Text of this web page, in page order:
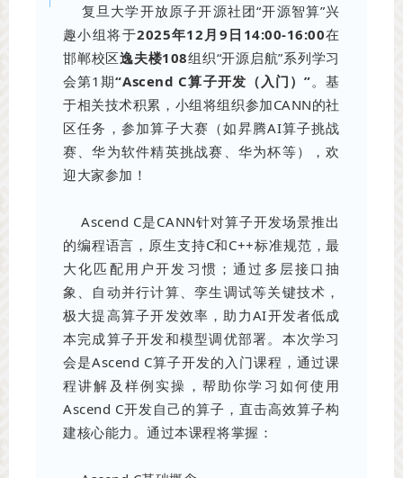
复旦大学开放原子开源社团“开源智算”兴
趣小组将于2025年12月9日14:00-16:00在
邯郸校区逸夫楼108组织“开源启航”系列学习
会第1期“Ascend C算子开发（入门）”。基
于相关技术积累，小组将组织参加CANN的社
区任务，参加算子大赛（如昇腾AI算子挑战
赛、华为软件精英挑战赛、华为杯等），欢
迎大家参加！
Ascend C是CANN针对算子开发场景推出
的编程语言，原生支持C和C++标准规范，最
大化匹配用户开发习惯；通过多层接口抽
象、自动并行计算、孪生调试等关键技术，
极大提高算子开发效率，助力AI开发者低成
本完成算子开发和模型调优部署。本次学习
会是Ascend C算子开发的入门课程，通过课
程讲解及样例实操，帮助你学习如何使用
Ascend C开发自己的算子，直击高效算子构
建核心能力。通过本课程将掌握：